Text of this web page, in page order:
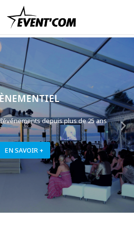
depuis plus de 25 ans
EN SAVOIR +